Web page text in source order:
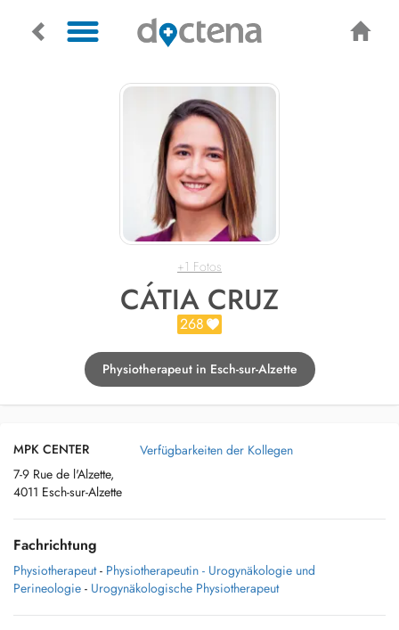
+1 Fotos
CÁTIA CRUZ
268
Physiotherapeut in Esch-sur-Alzette
MPK CENTER
7-9 Rue de l'Alzette,
4011 Esch-sur-Alzette
Verfügbarkeiten der Kollegen
Fachrichtung
Physiotherapeut - Physiotherapeutin - Urogynäkologie und
Perineologie - Urogynäkologische Physiotherapeut